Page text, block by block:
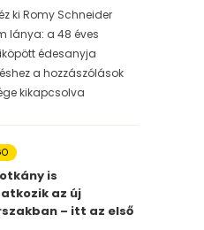
ki Romy Schneider
lánya: a 48 éves
édesanyja
a hozzászólások
kikapcsolva
is
az új
– itt az első